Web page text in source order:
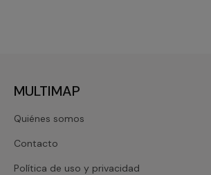
MULTIMAP
Quiénes somos
Contacto
Política de uso y privacidad